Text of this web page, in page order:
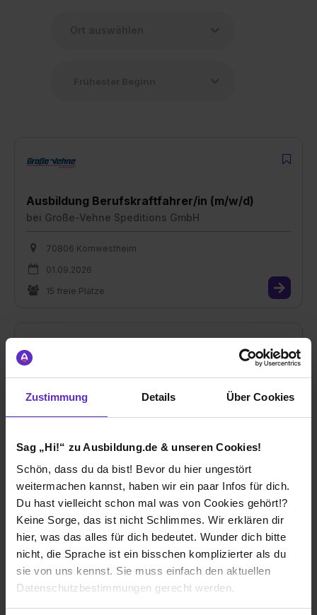
Zustimmung Details Über Cookies
Sag „Hi!“ zu Ausbildung.de & unseren Cookies!
Schön, dass du da bist! Bevor du hier ungestört
weitermachen kannst, haben wir ein paar Infos für dich.
Du hast vielleicht schon mal was von Cookies gehört!?
Keine Sorge, das ist nicht Schlimmes. Wir erklären dir
hier, was das alles für dich bedeutet. Wunder dich bitte
nicht, die Sprache ist ein bisschen komplizierter als du
sie von uns kennst. Sie muss einfach den aktuellen
Datenschutzbestimmungen gerecht werden.
Ausbildung Berufskraftfahrer/in (m/w/d)
bei Große-Vehne Speditions GmbH
70806 Kornwestheim
01.09.2026
15 freie Plätze
Logistikdienstleistung (m/w/d)
beiGroße-Vehne Speditions GmbH
70806 Kornwestheim
01.09.2026
4 freie Plätze
Ausbildung Berufskraftfahrer/in (m/w/d)